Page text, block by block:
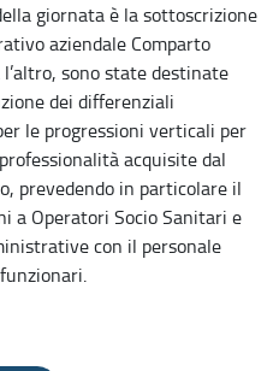
giornata è la sottoscrizione
aziendale Comparto
sono state destinate
dei differenziali
le progressioni verticali per
acquisite dal
prevedendo in particolare il
a Operatori Socio Sanitari e
con il personale